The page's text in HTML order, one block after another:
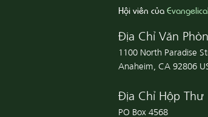
Hội viên của
Địa Chỉ Văn
1100 North Paradise
Anaheim, CA 92806
Địa Chỉ Hộp Thư
PO Box 4568